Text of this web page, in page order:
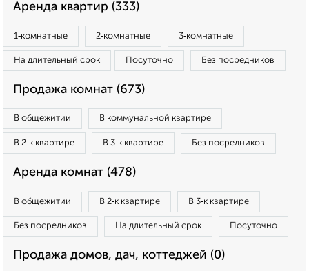
Аренда квартир (333)
1‑комнатные 2‑комнатные 3‑комнатные
На длительный срок Посуточно Без посредников
Продажа комнат (673)
В общежитии В коммунальной квартире
В 2‑к квартире В 3‑к квартире Без посредников
Аренда комнат (478)
В общежитии В 2‑к квартире В 3‑к квартире
Без посредников На длительный срок Посуточно
Продажа домов, дач, коттеджей (0)